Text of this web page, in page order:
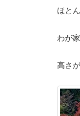
ほと
わが
高さ